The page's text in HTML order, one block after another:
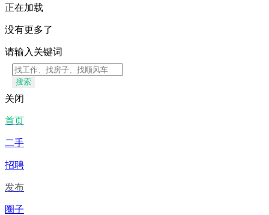
正在加载
没有更多了
请输入关键词
搜索
关闭
首页
二手
招聘
发布
圈子